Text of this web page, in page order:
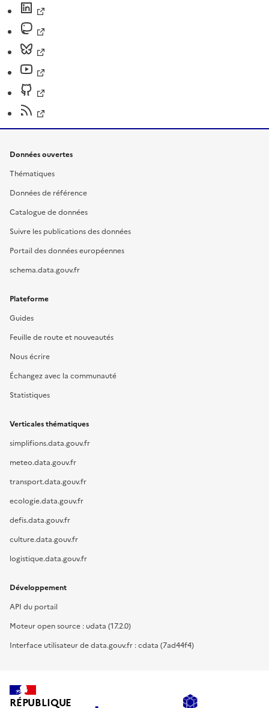
Données ouvertes
Thématiques
Données de référence
Catalogue de données
Suivre les publications des données
Portail des données européennes
schema.data.gouv.fr
Plateforme
Guides
Feuille de route et nouveautés
Nous écrire
Échangez avec la communauté
Statistiques
Verticales thématiques
simplifions.data.gouv.fr
meteo.data.gouv.fr
transport.data.gouv.fr
ecologie.data.gouv.fr
defis.data.gouv.fr
culture.data.gouv.fr
logistique.data.gouv.fr
Développement
API du portail
Moteur open source : udata (17.2.0)
Interface utilisateur de data.gouv.fr : cdata (7ad44f4)
RÉPUBLIQUE